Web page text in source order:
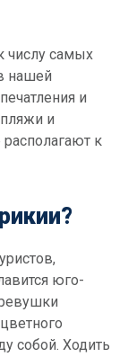
числу самых
нашей
и
и
к
юго-
собой. Ходить